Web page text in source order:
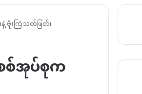
းကြဲသတ်ဖြတ်၊
စ်အုပ်စုက